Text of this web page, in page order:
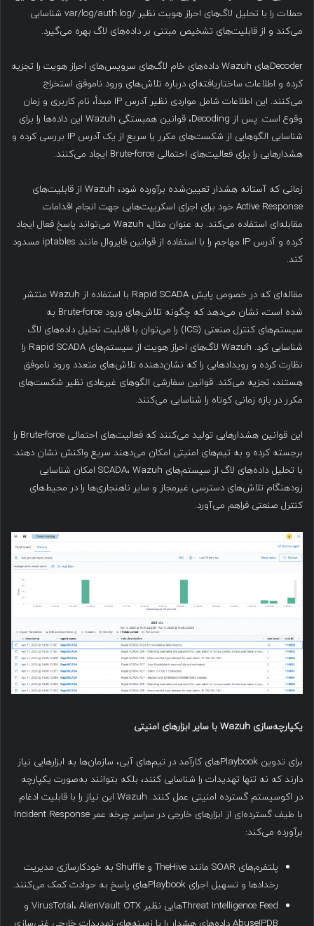
حملات را با تحلیل لاگ‌های احراز هویت نظیر /var/log/auth.log شناسایی
می‌کند و از قابلیت‌های تشخیص مبتنی بر داده‌های لاگ بهره می‌گیرد.
Decoderهای Wazuh داده‌های خام لاگ‌های سرویس‌های احراز هویت را تجزیه
کرده و اطلاعات ساختاریافته‌ای درباره تلاش‌های ورود ناموفق استخراج
می‌کنند. این اطلاعات شامل مواردی نظیر آدرس IP مبدأ، نام کاربری و زمان
وقوع است. پس از Decoding، قوانین همبستگی Wazuh این داده‌ها را برای
شناسایی الگوهایی از شکست‌های مکرر یا سریع از یک آدرس IP بررسی کرده و
هشدارهایی را برای فعالیت‌های احتمالی Brute-force ایجاد می‌کنند.
زمانی که آستانه هشدار تعیین‌شده برآورده شود، Wazuh از قابلیت‌های
Active Response خود برای اجرای اسکریپت‌هایی جهت انجام اقدامات
مقابله‌ای استفاده می‌کند. به عنوان مثال، Wazuh می‌تواند پاسخ فعال ایجاد
کرده و آدرس IP مهاجم را با استفاده از قوانین فایروال مانند iptables مسدود
کند.
مقاله‌ای که در خصوص پایش Rapid SCADA با استفاده از Wazuh منتشر
شده است، نشان می‌دهد که چگونه تلاش‌های ورود Brute-force به
سیستم‌های کنترل صنعتی (ICS) را می‌توان با قابلیت تحلیل داده‌های لاگ
شناسایی کرد. Wazuh لاگ‌های احراز هویت از سیستم‌های Rapid SCADA را
نظارت کرده و رویدادهایی را که نشان‌دهنده تلاش‌های متعدد ورود ناموفق
هستند، تجزیه می‌کند. قوانین سفارشی الگوهای غیرعادی نظیر شکست‌های
مکرر در بازه زمانی کوتاه را شناسایی می‌کنند.
این قوانین هشدارهایی تولید می‌کنند که فعالیت‌های احتمالی Brute-force را
برجسته کرده و به تیم‌های امنیتی امکان می‌دهند سریع واکنش نشان دهند.
با تحلیل داده‌های لاگ از سیستم‌های SCADA، Wazuh امکان شناسایی
زودهنگام تلاش‌های دسترسی غیرمجاز و سایر ناهنجاری‌ها را در محیط‌های
کنترل صنعتی فراهم می‌آورد.
یکپارچه‌سازی با سایر ابزارهای امنیتی
برای تدوین Playbook‌های کارآمد در تیم‌های آبی، سازمان‌ها به ابزارهایی نیاز
دارند که نه تنها تهدیدات را شناسایی کنند، بلکه بتوانند به‌صورت یکپارچه
در اکوسیستم گسترده امنیتی عمل کنند. Wazuh این نیاز را با قابلیت ادغام
با طیف گسترده‌ای از ابزارهای خارجی در سراسر چرخه عمر Incident Response
برآورده می‌کند:
پلتفرم‌های SOAR مانند TheHive و Shuffle به خودکارسازی مدیریت
رخدادها و تسهیل اجرای Playbook‌های پاسخ به حوادث کمک می‌کنند.
Threat Intelligence Feedهایی نظیر VirusTotal، AlienVault OTX و